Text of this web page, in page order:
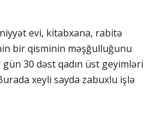
evi, kitabxana, rabitə
bir qisminin məşğulluğunu
30 dəst qadın üst geyimləri
xeyli sayda zabuxlu işlə